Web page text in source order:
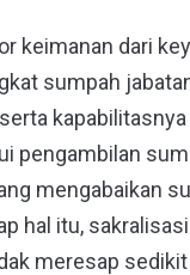
keimanan dari
sumpah
pengambilan
mengabaikan
hal itu,
meresap